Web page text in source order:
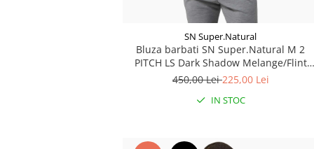
SN Super.Natural
Bluza barbati SN Super.Natural M 2
PITCH LS Dark Shadow Melange/Flint
Stone/Feather Grey
450,00 Lei225,00 Lei
IN STOC